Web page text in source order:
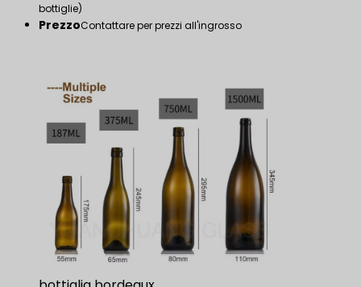
bottiglie)
PrezzoContattare per prezzi all'ingrosso